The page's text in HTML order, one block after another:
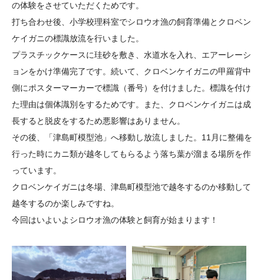
次世代理系人材育成プ
ログラム助成
の体験をさせていただくためです。
打ち合わせ後、小学校理科室でシロウオ漁の飼育準備とクロベン
ケイガニの標識放流を行いました。
プラスチックケースに珪砂を敷き、水道水を入れ、エアーレーシ
ョンをかけ準備完了です。続いて、クロベンケイガニの甲羅背中
側にポスターマーカーで標識（番号）を付けました。標識を付け
た理由は個体識別をするためです。また、クロベンケイガニは成
長すると脱皮をするため悪影響はありません。
その後、「津島町模型池」へ移動し放流しました。11月に整備を
行った時にカニ類が越冬してもらるよう落ち葉が溜まる場所を作
っています。
クロベンケイガニは冬場、津島町模型池で越冬するのか移動して
越冬するのか楽しみですね。
今回はいよいよシロウオ漁の体験と飼育が始まります！